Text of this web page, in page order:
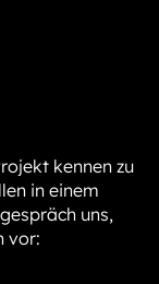
kennen zu
in einem
uns,
vor: